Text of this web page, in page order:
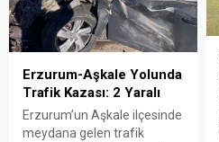
Erzurum-Aşkale Yolunda
Trafik Kazası: 2 Yaralı
Erzurum’un Aşkale ilçesinde
meydana gelen trafik